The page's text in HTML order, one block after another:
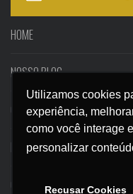
Utilizamos cookies
experiência,
como você interage
personalizar
Recusar Cookies
Utilizamos cookies
experiência,
como você interage
personalizar
Recusar Cookies
HOME
NOSSO BLOG
CASES
EBOOKS
CONTATO